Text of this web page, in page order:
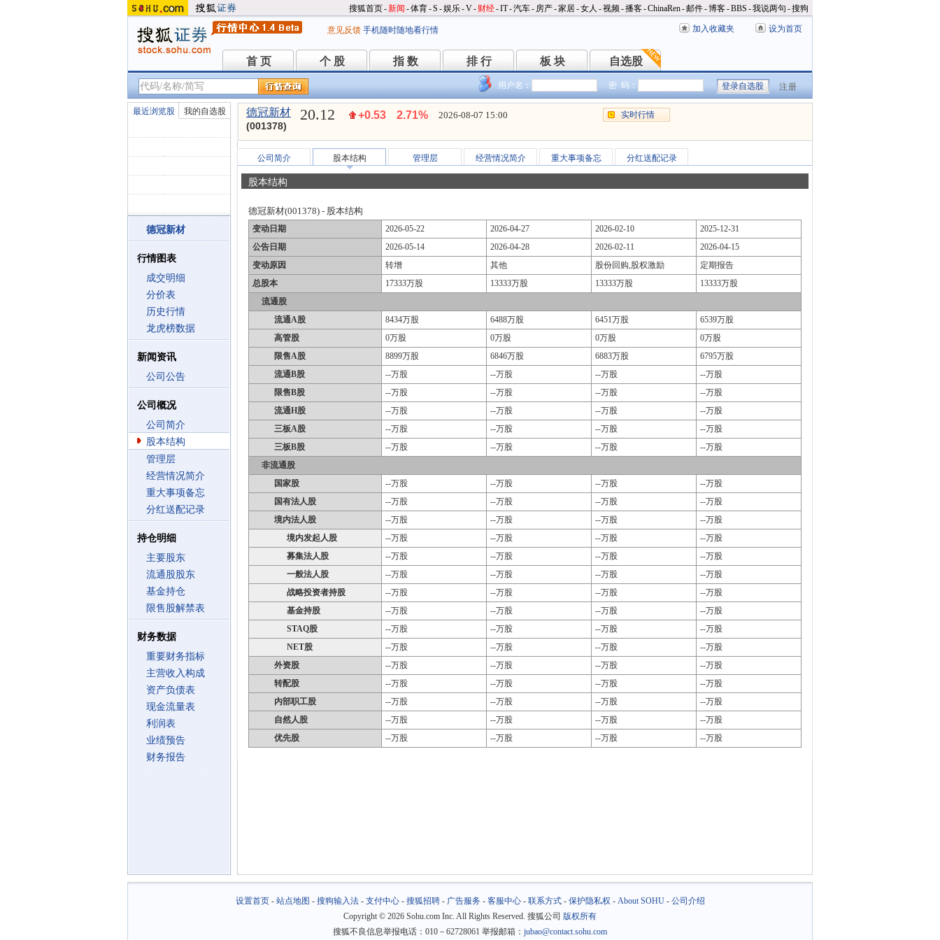
搜狐首页-新闻 -体育-S -娱乐-V- 财经-IT-汽车- 房产-家居-女人 -视频-播客-ChinaRen-邮件-博客-BBS -我说两句 -搜狗
意见反馈 手机随时随地看行情 加入收藏夹 设为首页
首 页
首 页 个 股
个 股 指 数
指 数 排 行
排 行 板 块
板 块 自选股
自选股
用户名： 密 码： 注册
最近浏览股 我的自选股
德冠新材
行情图表
成交明细
分价表
历史行情
龙虎榜数据
新闻资讯
公司公告
公司概况
公司简介
股本结构
管理层
经营情况简介
重大事项备忘
分红送配记录
持仓明细
主要股东
流通股股东
基金持仓
限售股解禁表
财务数据
重要财务指标
主营收入构成
资产负债表
现金流量表
利润表
业绩预告
财务报告
德冠新材
(001378)
20.12 +0.53 2.71% 2026-08-07 15:00 实时行情
公司简介 股本结构 管理层 经营情况简介 重大事项备忘 分红送配记录
股本结构
德冠新材(001378) - 股本结构
变动日期 2026-05-22 2026-04-27 2026-02-10
2025-12-31
公告日期
2026-05-14 2026-04-28 2026-02-11
2026-04-15
变动原因
转增 其他 股份回购,股权激励
定期报告
总股本
17333万股 13333万股 13333万股
13333万股
流通股
流通A股
8434万股 6488万股 6451万股
6539万股
高管股
0万股 0万股 0万股
0万股
限售A股
8899万股 6846万股 6883万股
6795万股
流通B股
--万股 --万股 --万股
--万股
限售B股
--万股 --万股 --万股
--万股
流通H股
--万股 --万股 --万股
--万股
三板A股
--万股 --万股 --万股
--万股
三板B股
--万股 --万股 --万股
--万股
非流通股
国家股
--万股 --万股 --万股
--万股
国有法人股
--万股 --万股 --万股
--万股
境内法人股
--万股 --万股 --万股
--万股
境内发起人股
--万股 --万股 --万股
--万股
募集法人股
--万股 --万股 --万股
--万股
一般法人股
--万股 --万股 --万股
--万股
战略投资者持股
--万股 --万股 --万股
--万股
基金持股
--万股 --万股 --万股
--万股
STAQ股
--万股 --万股 --万股
--万股
NET股
--万股 --万股 --万股
--万股
外资股
--万股 --万股 --万股
--万股
转配股
--万股 --万股 --万股
--万股
内部职工股
--万股 --万股 --万股
--万股
自然人股
--万股 --万股 --万股
--万股
优先股
--万股 --万股 --万股 --万股
设置首页- 站点地图 - 搜狗输入法- 支付中心- 搜狐招聘- 广告服务- 客服中心- 联系方式- 保护隐私权 - About SOHU- 公司介绍
Copyright © 2026 Sohu.com Inc. All Rights Reserved. 搜狐公司 版权所有
搜狐不良信息举报电话：010－62728061 举报邮箱： jubao@contact.sohu.com